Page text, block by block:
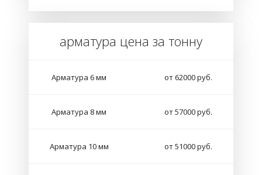
арматура цена за тонну
Арматура 6 мм от 62000 руб.
Арматура 8 мм от 57000 руб.
Арматура 10 мм от 51000 руб.